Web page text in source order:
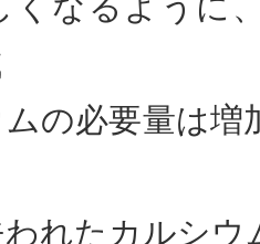
の必要量は増
れたカルシウ